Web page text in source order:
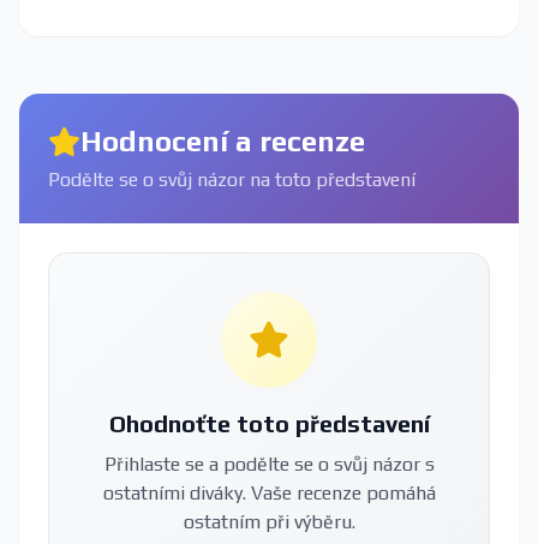
Hodnocení a recenze
Podělte se o svůj názor na toto představení
Ohodnoťte toto představení
Přihlaste se a podělte se o svůj názor s
ostatními diváky. Vaše recenze pomáhá
ostatním při výběru.